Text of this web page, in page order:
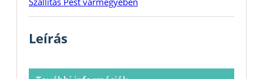
Leírás